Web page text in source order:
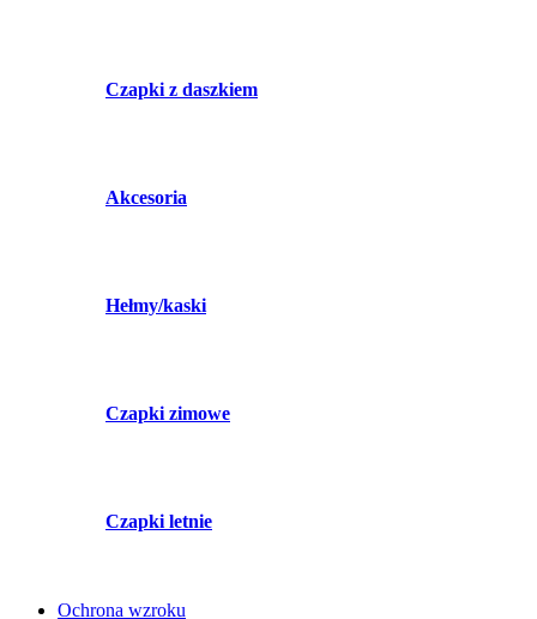
Czapki z daszkiem
Akcesoria
Hełmy/kaski
Czapki zimowe
Czapki letnie
Ochrona wzroku